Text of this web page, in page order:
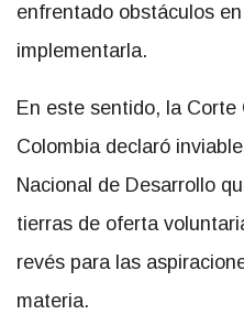
enfrentado obstáculos
implementarla.
En este sentido, la
Colombia declaró
Nacional de Desarrollo
tierras de oferta
revés para las
materia.